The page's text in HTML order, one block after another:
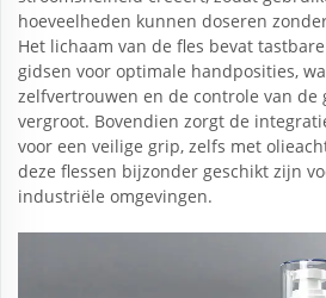
hoeveelheden kunnen doseren
Het lichaam van de fles bevat
gidsen voor optimale handposities,
zelfvertrouwen en de controle van de
vergroot. Bovendien zorgt de
voor een veilige grip, zelfs met
deze flessen bijzonder geschikt zijn
industriële omgevingen.